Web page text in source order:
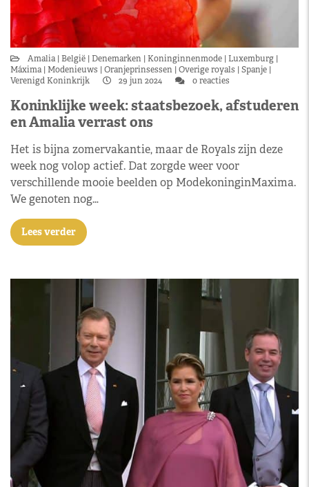
Amalia België Denemarken Koninginnenmode Luxemburg
Máxima Modenieuws Oranjeprinsessen Overige royals
Spanje
Verenigd Koninkrijk
29 jun 2024 0 reacties
Koninklijke week: staatsbezoek, afstuderen
en Amalia verrast ons
Het is bijna zomervakantie, maar de Royals zijn deze
week nog volop actief. Dat zorgde weer voor
verschillende mooie beelden op ModekoninginMaxima.
We genoten nog…
Lees verder